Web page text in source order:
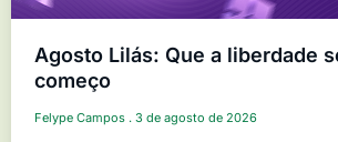
Agosto Lilás: Que a liberdade
começo
Felype Campos 3 de agosto de 2026